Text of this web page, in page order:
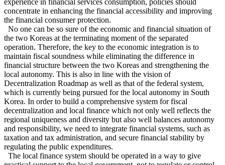
experience in financial services consumption, policies should
concentrate in enhancing the financial accessibility and improving
the financial consumer protection.
No one can be so sure of the economic and financial situation of
the two Koreas at the terminating moment of the separated
operation. Therefore, the key to the economic integration is to
maintain fiscal soundness while eliminating the difference in
financial structure between the two Koreas and strengthening the
local autonomy. This is also in line with the vision of
Decentralization Roadmap as well as that of the federal system,
which is currently being pursued for the local autonomy in South
Korea. In order to build a comprehensive system for fiscal
decentralization and local finance which not only well reflects the
regional uniqueness and diversity but also well balances autonomy
and responsibility, we need to integrate financial systems, such as
taxation and tax administration, and secure financial stability by
regulating the public expenditures.
The local finance system should be operated in a way to give